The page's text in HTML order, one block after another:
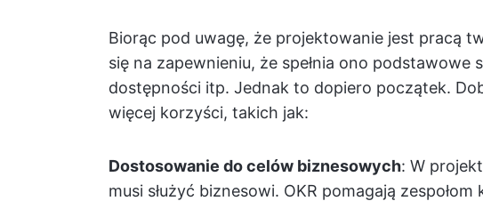
Biorąc pod uwagę, że projektowanie jest pracą
się na zapewnieniu, że spełnia ono
dostępności itp. Jednak to dopiero początek.
więcej korzyści, takich jak:
Dostosowanie do celów biznesowych: W
musi służyć biznesowi. OKR pomagają